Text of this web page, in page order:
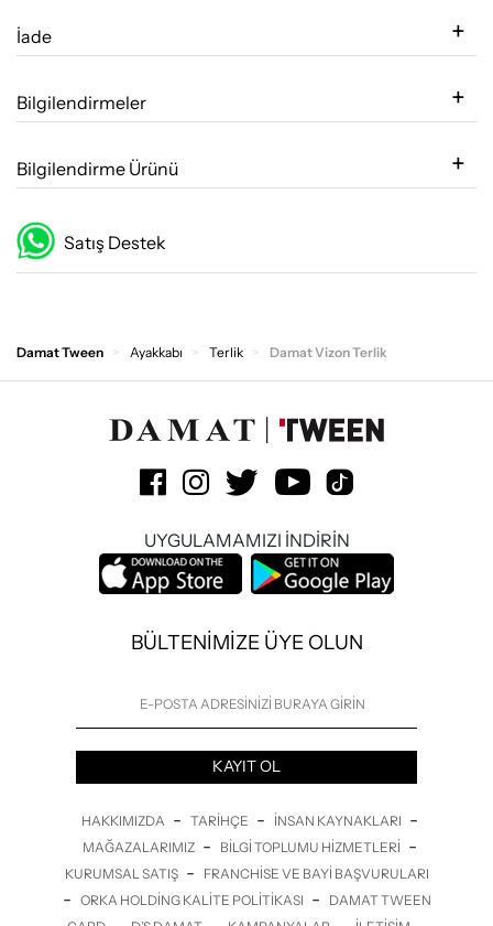
İade
Bilgilendirmeler
Bilgilendirme Ürünü
Satış Destek
Damat Tween Ayakkabı Terlik Damat Vizon Terlik
UYGULAMAMIZI İNDİRİN
BÜLTENİMİZE ÜYE OLUN
KAYIT OL
HAKKIMIZDA - TARIHÇE - İNSAN KAYNAKLARI -
MAĞAZALARIMIZ - BILGI TOPLUMU HIZMETLERI -
KURUMSAL SATIŞ - FRANCHISE VE BAYI BAŞVURULARI
- ORKA HOLDING KALITE POLITIKASI -
DAMAT TWEEN